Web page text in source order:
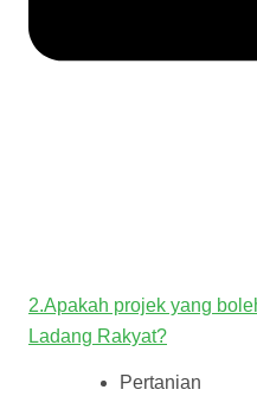
2.Apakah projek yang
Ladang Rakyat?
Pertanian